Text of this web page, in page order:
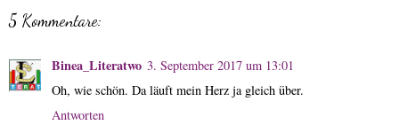
5 Kommentare:
Binea_Literatwo 3. September 2017 um 13:01
Oh, wie schön. Da läuft mein Herz ja gleich über.
Antworten